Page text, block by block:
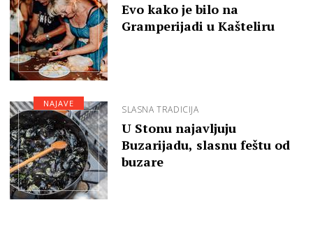
Evo kako je bilo na
Gramperijadi u Kašteliru
SLASNA TRADICIJA
U Stonu najavljuju
Buzarijadu, slasnu feštu od
buzare
NAJAVE